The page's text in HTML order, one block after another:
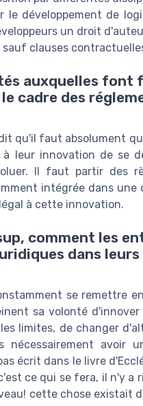
développement de
un droit
clauses
auxquelles font
cadre des
qu'il faut absolument
leur innovation de se
Il faut partir des
intégrée dans une
à cette innovation.
comment les
dans
se remettre
sa volonté d'innover
limites, de changer
nécessairement avoir
écrit dans le livre
ce qui se fera, il n'y a
cette chose existait